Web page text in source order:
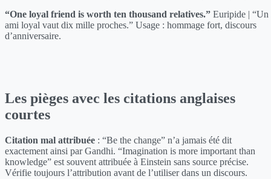
“One loyal friend is worth ten thousand relatives.” Euripide | “Un
ami loyal vaut dix mille proches.” Usage : hommage fort, discours
d’anniversaire.
Les pièges avec les citations anglaises
courtes
Citation mal attribuée : “Be the change” n’a jamais été dit
exactement ainsi par Gandhi. “Imagination is more important than
knowledge” est souvent attribuée à Einstein sans source précise.
Vérifie toujours l’attribution avant de l’utiliser dans un discours.